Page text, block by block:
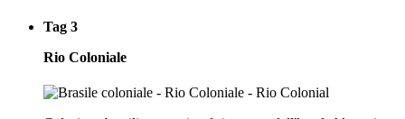
Tag 3
Rio Coloniale